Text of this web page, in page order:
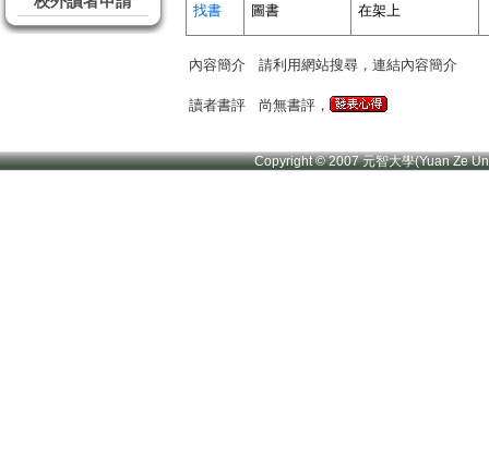
找書 圖書 在架上
內容簡介 請利用網站搜尋，連結內容簡介
讀者書評 尚無書評，
Copyright © 2007 元智大學(Yuan Ze